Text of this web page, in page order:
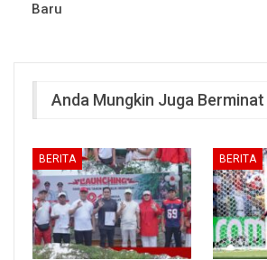
Baru
Anda Mungkin Juga Berminat
BERITA BERITA